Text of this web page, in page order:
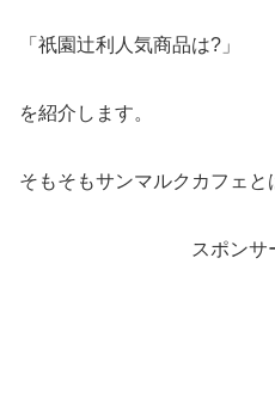
「祇園辻利人気商品は?」
を紹介します。
そもそもサンマルクカフェと
スポンサ